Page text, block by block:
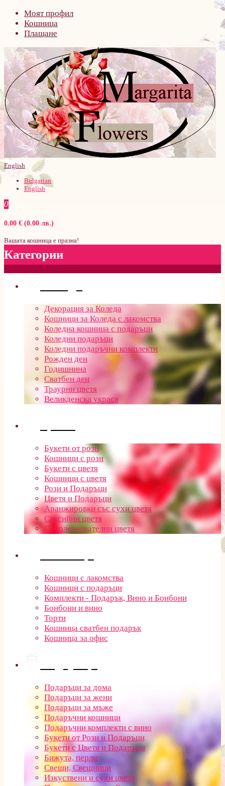
Моят профил
Кошница
Плащане
English
Bulgarian
English
0
0.00 € (0.00 лв.)
Вашата кошница е празна!
Категории
Декорация за Коледа
Кошници за Коледа с лакомства
Коледна кошница с подаръци
Коледни подаръци
Коледни подаръчни комплекти
Рожден ден
Годишнина
Сватбен ден
Траурни цветя
Великденска украса
Букети от рози
Кошници с рози
Букети с цветя
Кошници с цветя
Рози и Подаръци
Цветя и Подаръци
Аранжировки със сухи цветя
Саксийни цветя
Съболезнователни цветя
Кошници с лакомства
Кошници с подаръци
Комплекти - Подарък, Вино и Бонбони
Бонбони и вино
Торти
Кошница сватбен подарък
Кошница за офис
Подаръци за дома
Подаръци за жени
Подаръци за мъже
Подаръчни кошници
Подаръчни комплекти с вино
Букети от Рози и Подаръци
Букети с Цветя и Подаръци
Бижута, перли
Свещи, Свещници
Изкуствени и сухи цветя